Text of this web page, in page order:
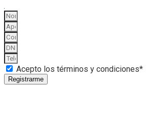
Acepto los términos y condiciones*
Registrarme